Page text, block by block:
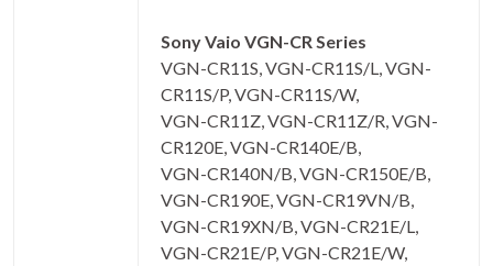
Sony Vaio VGN-CR Series
VGN-CR11S, VGN-CR11S/L, VGN-
CR11S/P, VGN-CR11S/W,
VGN-CR11Z, VGN-CR11Z/R, VGN-
CR120E, VGN-CR140E/B,
VGN-CR140N/B, VGN-CR150E/B,
VGN-CR190E, VGN-CR19VN/B,
VGN-CR19XN/B, VGN-CR21E/L,
VGN-CR21E/P, VGN-CR21E/W,